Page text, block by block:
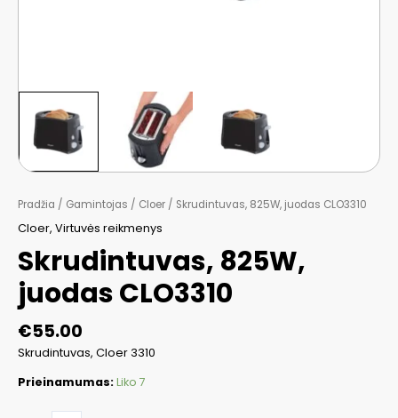
Pradžia / Gamintojas / Cloer / Skrudintuvas, 825W, juodas CLO3310
Cloer, Virtuvės reikmenys
Skrudintuvas, 825W,
juodas CLO3310
€55.00
Skrudintuvas, Cloer 3310
Prieinamumas:Liko 7